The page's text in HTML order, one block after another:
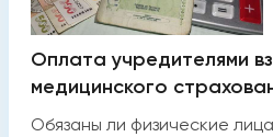
Оплата учредителями
медицинского
Обязаны ли физические